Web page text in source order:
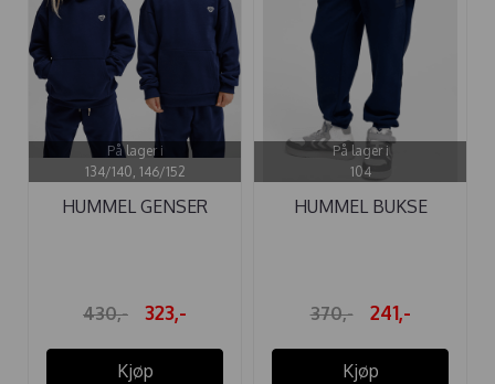
På lager i
134/140, 146/152
HUMMEL GENSER
430,- 323,-
Kjøp
På lager i
104
HUMMEL BUKSE
370,- 241,-
Kjøp